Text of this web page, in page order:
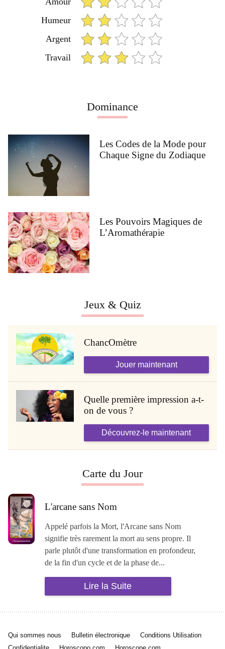
Humeur
Argent
Travail
Dominance
Les Codes de la Mode pour
Chaque Signe du Zodiaque
Les Pouvoirs Magiques de
L’Aromathérapie
Jeux & Quiz
ChancOmètre
Jouer maintenant
Quelle première impression a-t-
on de vous ?
Découvrez-le maintenant
Carte du Jour
L'arcane sans Nom
Appelé parfois la Mort, l'Arcane sans Nom
signifie très rarement la mort au sens propre. Il
parle plutôt d'une transformation en profondeur,
de la fin d'un cycle et de la phase de...
Lire la Suite
Qui sommes nous Bulletin électronique
Conditions Utilisation